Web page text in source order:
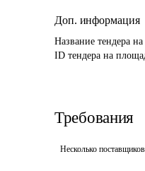
Доп. информация
Название тендера
ID тендера на
Требования
Несколько поставщиков